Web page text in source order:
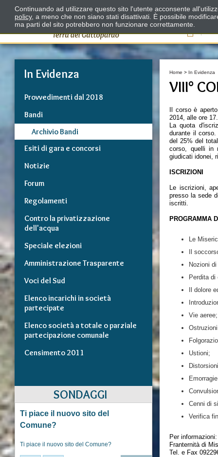
Il
In Evidenza
Provvedimenti dal 2018
Bandi
Archivio Bandi
Esiti di gara e concorsi
Notizie
Forum
Regolamenti
Contro la privatizzazione
dell'acqua
Speciale elezioni
Amministrazione Trasparente
Voci del Sud
Elenco incarichi in società
partecipate
Elenco società a totale o parziale
partecipazione comunale
Censimento 2011
SONDAGGI
Ti piace il nuovo sito del
Comune?
Ti piace il nuovo sito del Comune?
Home > In Evidenza
VIII°
Il corso è
2014, alle ore
La quota
durante il
del 25% del
corso, quelli in
giudicati idonei,
ISCRIZIONI
Le iscrizioni,
presso la sede
iscritti.
PROGRAMMA
Le
Il
Nozioni
Perdita
Il dolore
Vie aeree;
Ustioni;
Cenni di
Verifica
Per informazioni:
Franternità di
Tel. e Fax
Continuando ad utilizzare questo sito l'utente acconsente
policy, a meno che non siano stati disattivati. È possibile
ma parti del sito potrebbero non funzionare correttamente.